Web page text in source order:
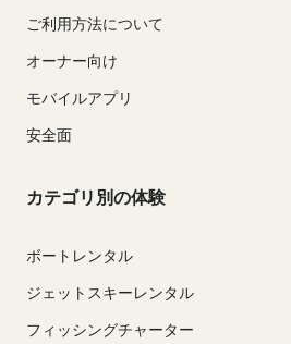
ご利用方法について
オーナー向け
モバイルアプリ
安全面
カテゴリ別の体験
ボートレンタル
ジェットスキーレンタル
フィッシングチャーター